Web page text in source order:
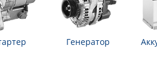
Генератор